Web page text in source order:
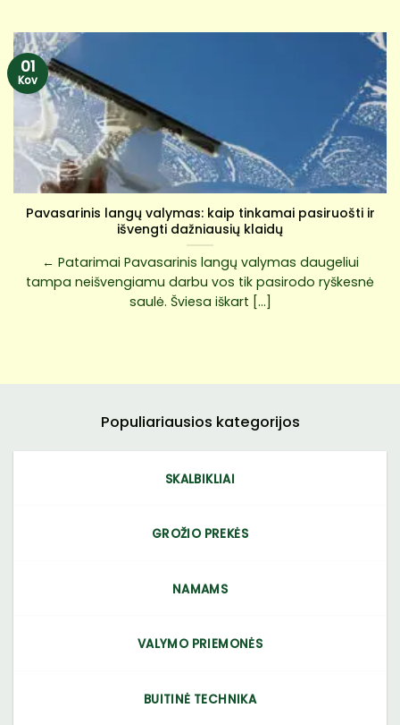
Pavasarinis langų valymas: kaip tinkamai pasiruošti ir
išvengti dažniausių klaidų
← Patarimai Pavasarinis langų valymas daugeliui
tampa neišvengiamu darbu vos tik pasirodo ryškesnė
saulė. Šviesa iškart [...]
01
Kov
Populiariausios kategorijos
SKALBIKLIAI
GROŽIO PREKĖS
NAMAMS
VALYMO PRIEMONĖS
BUITINĖ TECHNIKA